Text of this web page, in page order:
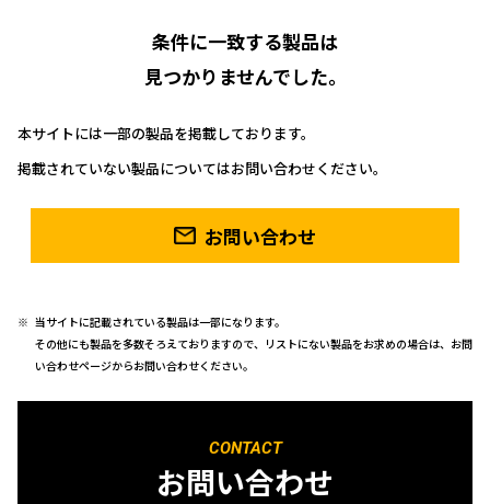
条件に一致する製品は
見つかりませんでした。
本サイトには一部の製品を掲載しております。
掲載されていない製品についてはお問い合わせください。
お問い合わせ
当サイトに記載されている製品は一部になります。
その他にも製品を多数そろえておりますので、リストにない製品をお求めの場合は、お問
い合わせページからお問い合わせください。
CONTACT
お問い合わせ